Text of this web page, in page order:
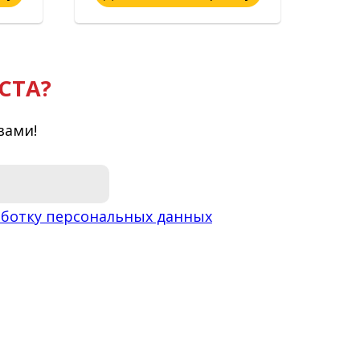
персональных данных